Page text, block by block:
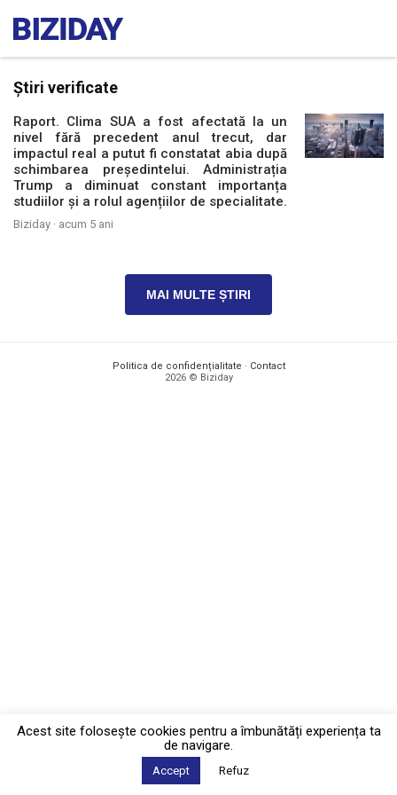
Știri verificate
Raport. Clima SUA a fost afectată la un
nivel fără precedent anul trecut, dar
impactul real a putut fi constatat abia după
schimbarea președintelui. Administrația
Trump a diminuat constant importanța
studiilor și a rolul agențiilor de specialitate.
Biziday · acum 5 ani
MAI MULTE ȘTIRI
Politica de confidențialitate · Contact
2026 © Biziday
Acest site foloseşte cookies pentru a îmbunătăți experiența ta
de navigare.
Accept Refuz